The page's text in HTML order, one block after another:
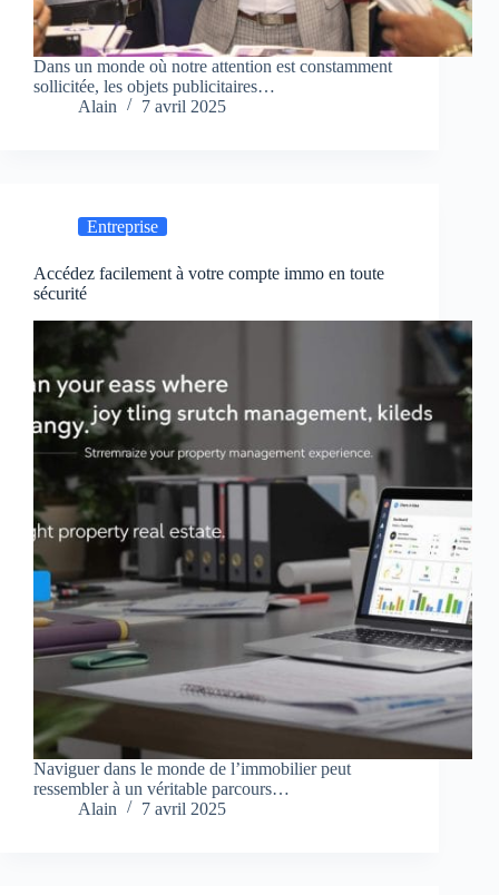
Dans un monde où notre attention est constamment
sollicitée, les objets publicitaires…
Alain
7 avril 2025
Entreprise
Accédez facilement à votre compte immo en toute
sécurité
Naviguer dans le monde de l’immobilier peut
ressembler à un véritable parcours…
Alain
7 avril 2025